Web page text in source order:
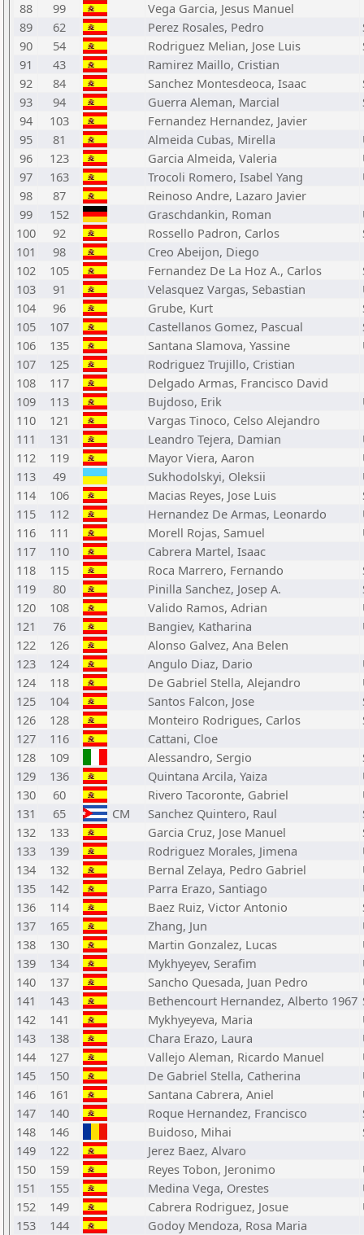
88 99
Vega Garcia, Jesus Manuel
89
62 Perez Rosales, Pedro
90
54 Rodriguez Melian, Jose Luis
91
43
Ramirez Maillo, Cristian
92
84 Sanchez Montesdeoca, Isaac
93
94 Guerra Aleman, Marcial
94
103
Fernandez Hernandez, Javier
95
81 Almeida Cubas, Mirella
96
123 Garcia Almeida, Valeria
97
163 Trocoli Romero, Isabel Yang
98
87
Reinoso Andre, Lazaro Javier
99
152 Graschdankin, Roman
100
92 Rossello Padron, Carlos
101
98
Creo Abeijon, Diego
102
105 Fernandez De La Hoz A., Carlos
103
91 Velasquez Vargas, Sebastian
104
96 Grube, Kurt
105
107 Castellanos Gomez, Pascual
106
135 Santana Slamova, Yassine
107
125
Rodriguez Trujillo, Cristian
108
117
Delgado Armas, Francisco David
109
113 Bujdoso, Erik
110
121
Vargas Tinoco, Celso Alejandro
111
131 Leandro Tejera, Damian
112
119 Mayor Viera, Aaron
113
49 Sukhodolskyi, Oleksii
114
106 Macias Reyes, Jose Luis
115
112 Hernandez De Armas, Leonardo
116
111 Morell Rojas, Samuel
117
110
Cabrera Martel, Isaac
118
115 Roca Marrero, Fernando
119
80 Pinilla Sanchez, Josep A.
120
108 Valido Ramos, Adrian
121
76 Bangiev, Katharina
122
126
Alonso Galvez, Ana Belen
123
124 Angulo Diaz, Dario
124
118 De Gabriel Stella, Alejandro
125
104 Santos Falcon, Jose
126
128 Monteiro Rodrigues, Carlos
127
116
Cattani, Cloe
128
109 Alessandro, Sergio
129
136 Quintana Arcila, Yaiza
130
60 Rivero Tacoronte, Gabriel
131
65 CM Sanchez Quintero, Raul
132
133 Garcia Cruz, Jose Manuel
133
139 Rodriguez Morales, Jimena
134
132 Bernal Zelaya, Pedro Gabriel
135
142 Parra Erazo, Santiago
136
114 Baez Ruiz, Victor Antonio
137
165 Zhang, Jun
138
130 Martin Gonzalez, Lucas
139
134 Mykhyeyev, Serafim
140
137 Sancho Quesada, Juan Pedro
141
143 Bethencourt Hernandez, Alberto 1967
142
141 Mykhyeyeva, Maria
143
138 Chara Erazo, Laura
144
127 Vallejo Aleman, Ricardo Manuel
145
150 De Gabriel Stella, Catherina
146
161 Santana Cabrera, Aniel
147
140 Roque Hernandez, Francisco
148
146 Buidoso, Mihai
149
122
Jerez Baez, Alvaro
150
159 Reyes Tobon, Jeronimo
151
155 Medina Vega, Orestes
152
149 Cabrera Rodriguez, Josue
153
144
Godoy Mendoza, Rosa Maria